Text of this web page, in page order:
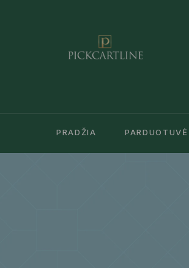
PRADŽIA PARDUOTUVĖ